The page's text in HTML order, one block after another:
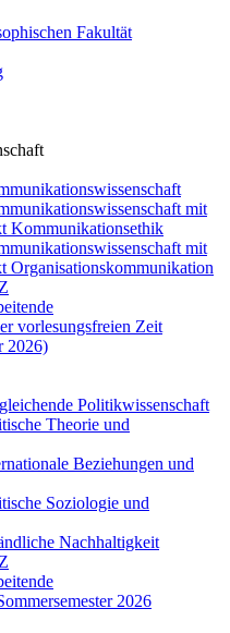
Fakultät
mit
Kommunikationsethik
mit
Organisationskommunikation
vorlesungsfreien Zeit
2026)
Politikwissenschaft
Theorie und
Beziehungen und
Soziologie und
Nachhaltigkeit
2026